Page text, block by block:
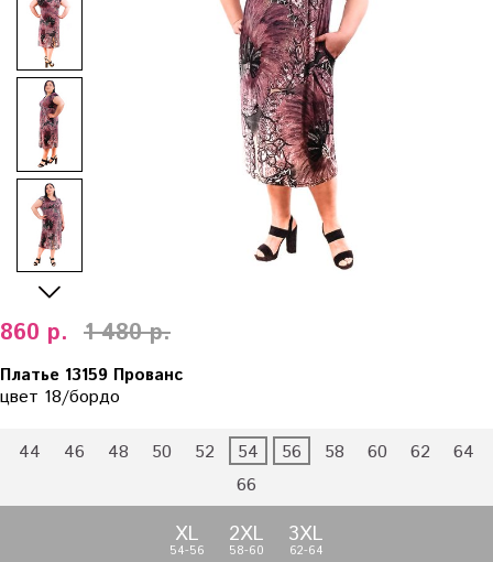
860 р. 1 480 р.
Платье 13159 Прованс
цвет 18/бордо
44 46 48 50 52 54 56 58 60 62
64
66
XL
54-56
2XL
58-60
3XL
62-64